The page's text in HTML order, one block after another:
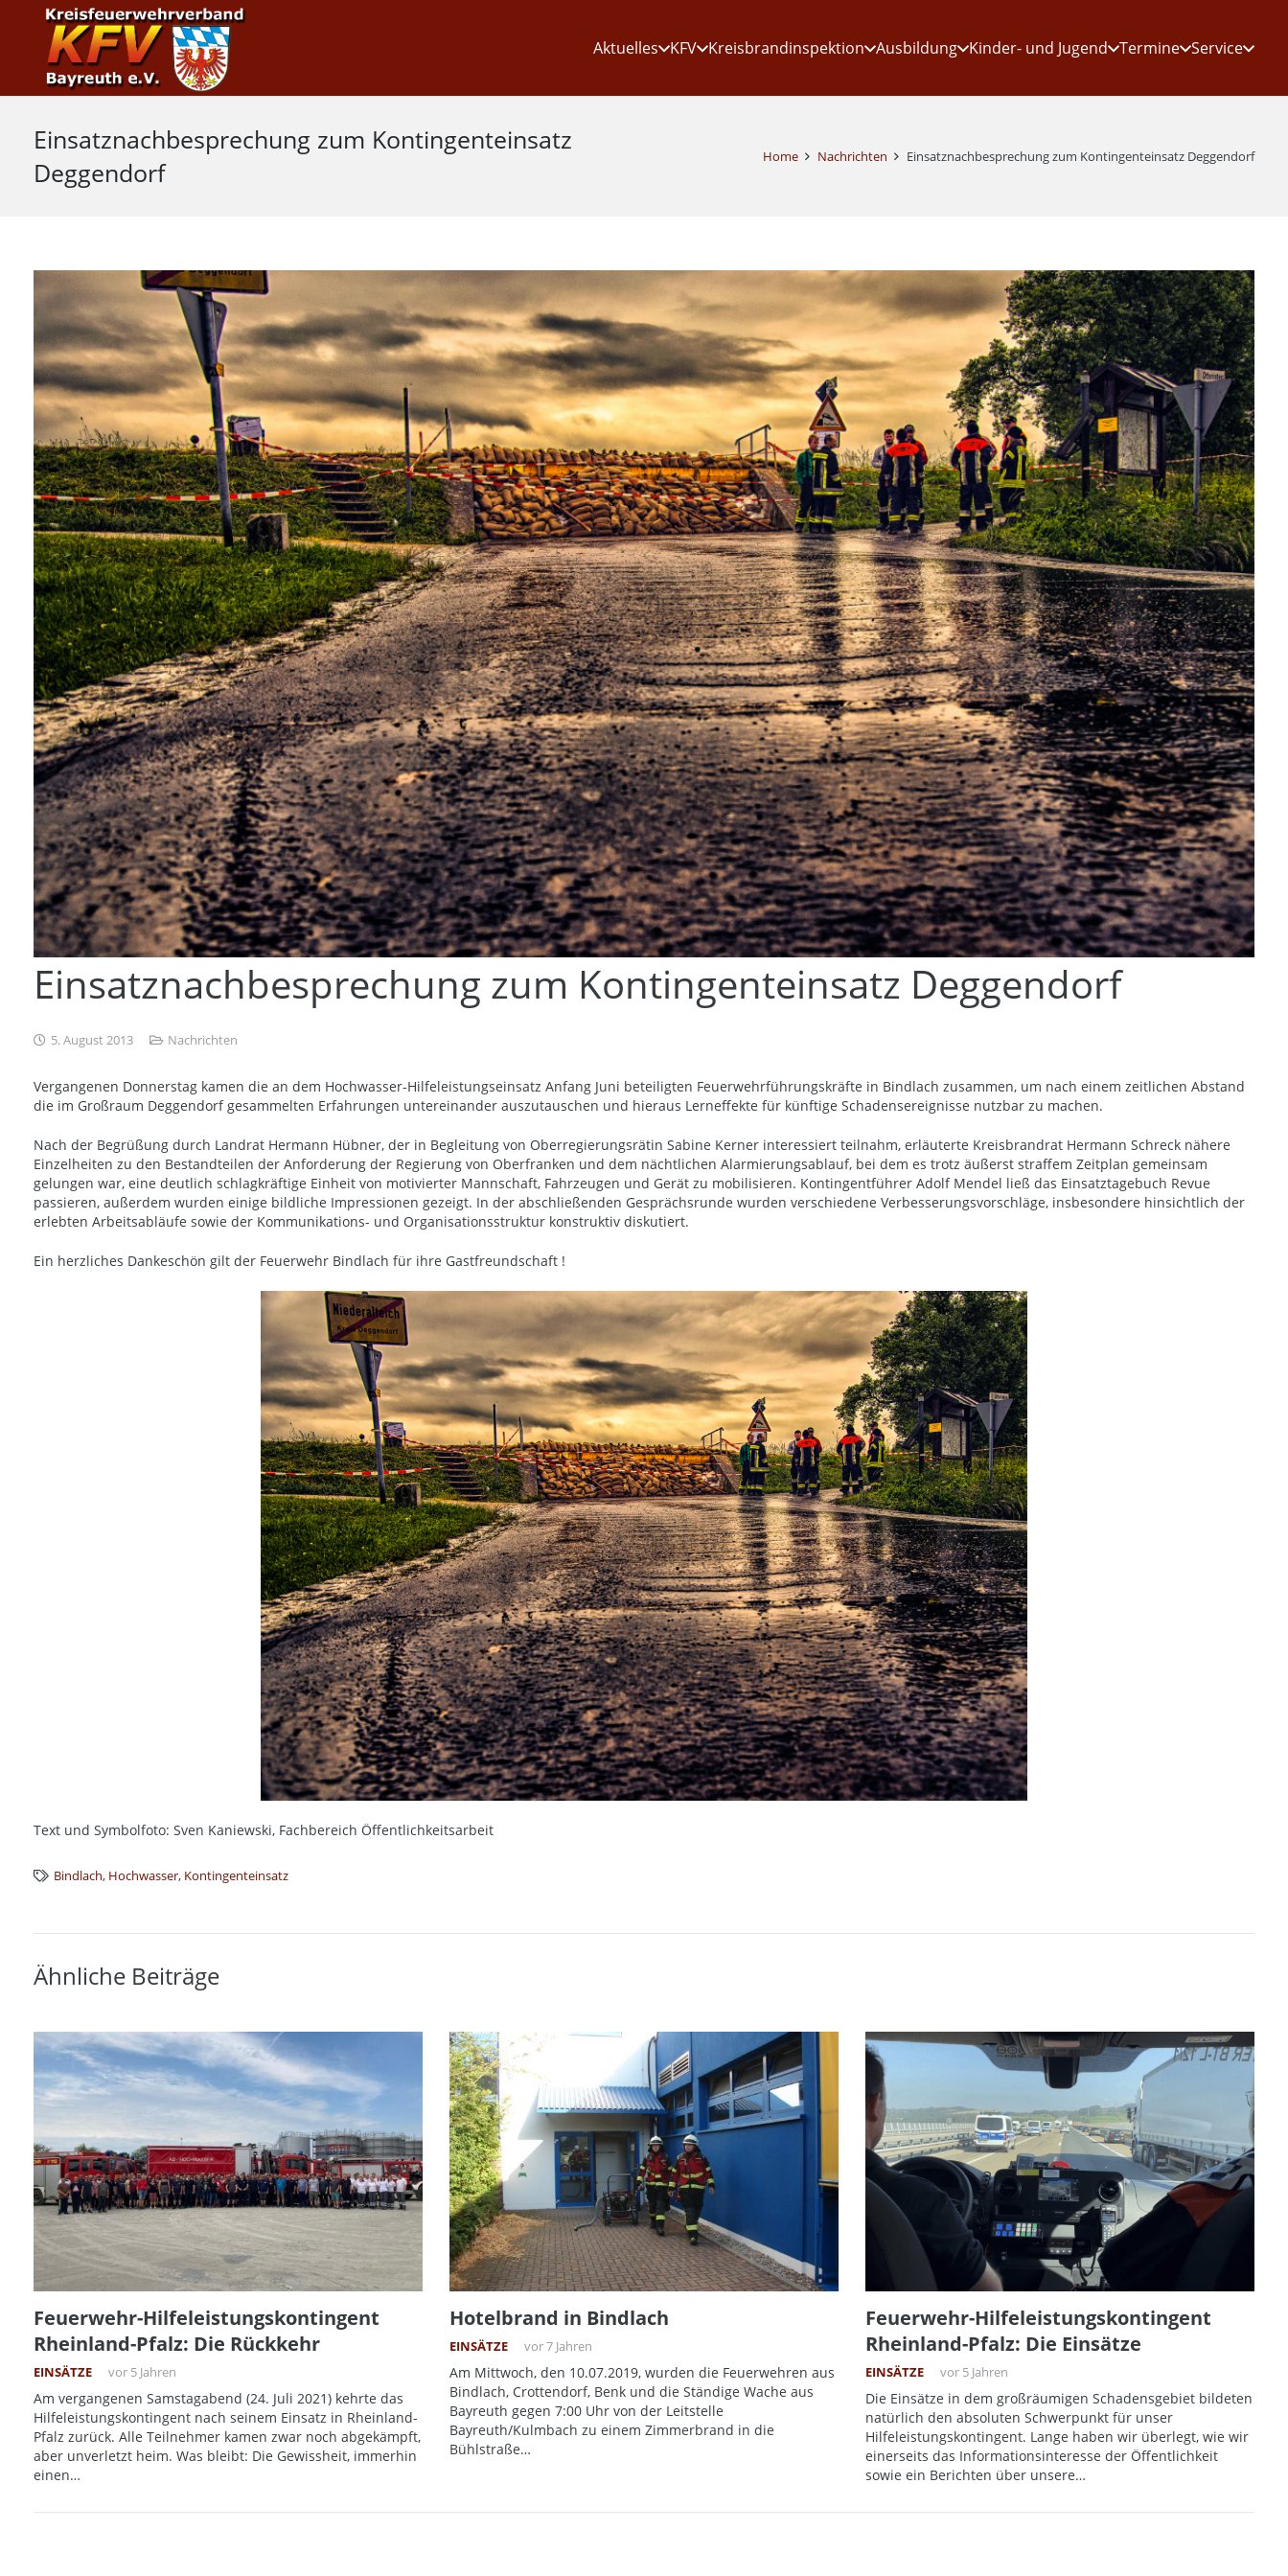
Aktuelles KFV Kreisbrandinspektion Ausbildung Kinder- und Jugend Termine Service
Einsatznachbesprechung zum Kontingenteinsatz
Deggendorf
Home Nachrichten Einsatznachbesprechung zum Kontingenteinsatz Deggendorf
Einsatznachbesprechung zum Kontingenteinsatz Deggendorf
5. August 2013 Nachrichten
Vergangenen Donnerstag kamen die an dem Hochwasser-Hilfeleistungseinsatz Anfang Juni beteiligten Feuerwehrführungskräfte in Bindlach zusammen, um nach einem zeitlichen Abstand
die im Großraum Deggendorf gesammelten Erfahrungen untereinander auszutauschen und hieraus Lerneffekte für künftige Schadensereignisse nutzbar zu machen.
Nach der Begrüßung durch Landrat Hermann Hübner, der in Begleitung von Oberregierungsrätin Sabine Kerner interessiert teilnahm, erläuterte Kreisbrandrat Hermann Schreck nähere
Einzelheiten zu den Bestandteilen der Anforderung der Regierung von Oberfranken und dem nächtlichen Alarmierungsablauf, bei dem es trotz äußerst straffem Zeitplan gemeinsam
gelungen war, eine deutlich schlagkräftige Einheit von motivierter Mannschaft, Fahrzeugen und Gerät zu mobilisieren. Kontingentführer Adolf Mendel ließ das Einsatztagebuch Revue
passieren, außerdem wurden einige bildliche Impressionen gezeigt. In der abschließenden Gesprächsrunde wurden verschiedene Verbesserungsvorschläge, insbesondere hinsichtlich der
erlebten Arbeitsabläufe sowie der Kommunikations- und Organisationsstruktur konstruktiv diskutiert.
Ein herzliches Dankeschön gilt der Feuerwehr Bindlach für ihre Gastfreundschaft !
Text und Symbolfoto: Sven Kaniewski, Fachbereich Öffentlichkeitsarbeit
Bindlach, Hochwasser, Kontingenteinsatz
Ähnliche Beiträge
Feuerwehr-Hilfeleistungskontingent
Rheinland-Pfalz: Die Rückkehr
EINSÄTZE vor 5 Jahren
Am vergangenen Samstagabend (24. Juli 2021) kehrte das
Hilfeleistungskontingent nach seinem Einsatz in Rheinland-
Pfalz zurück. Alle Teilnehmer kamen zwar noch abgekämpft,
aber unverletzt heim. Was bleibt: Die Gewissheit, immerhin
einen…
Hotelbrand in Bindlach
EINSÄTZE vor 7 Jahren
Am Mittwoch, den 10.07.2019, wurden die Feuerwehren aus
Bindlach, Crottendorf, Benk und die Ständige Wache aus
Bayreuth gegen 7:00 Uhr von der Leitstelle
Bayreuth/Kulmbach zu einem Zimmerbrand in die
Bühlstraße…
Feuerwehr-Hilfeleistungskontingent
Rheinland-Pfalz: Die Einsätze
EINSÄTZE vor 5 Jahren
Die Einsätze in dem großräumigen Schadensgebiet bildeten
natürlich den absoluten Schwerpunkt für unser
Hilfeleistungskontingent. Lange haben wir überlegt, wie wir
einerseits das Informationsinteresse der Öffentlichkeit
sowie ein Berichten über unsere…